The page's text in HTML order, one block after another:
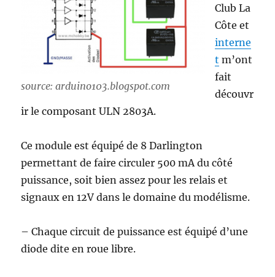
source: arduino103.blogspot.com
Club La
Côte et
interne
t m’ont
fait
découvr
ir le composant ULN 2803A.
Ce module est équipé de 8 Darlington
permettant de faire circuler 500 mA du côté
puissance, soit bien assez pour les relais et
signaux en 12V dans le domaine du modélisme.
– Chaque circuit de puissance est équipé d’une
diode dite en roue libre.